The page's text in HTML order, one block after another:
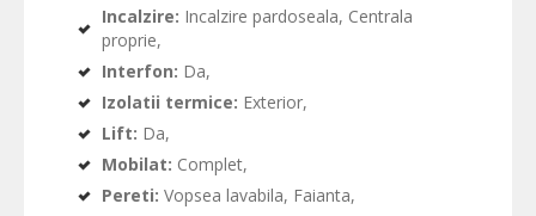
Incalzire: Incalzire pardoseala, Centrala
proprie,
Interfon: Da,
Izolatii termice: Exterior,
Lift: Da,
Mobilat: Complet,
Pereti: Vopsea lavabila, Faianta,